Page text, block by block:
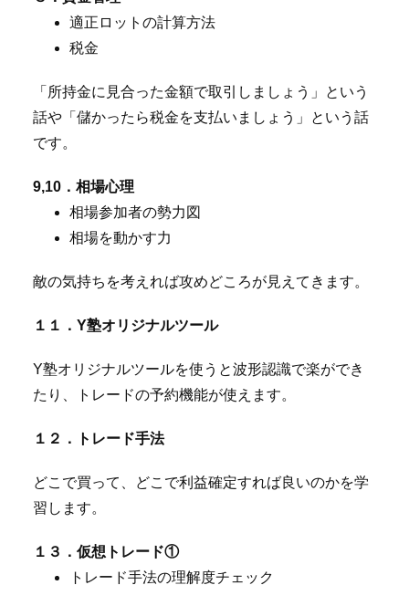
適正ロットの計算方法
税金
「所持金に見合った金額で取引しましょう」という
話や「儲かったら税金を支払いましょう」という話
です。
9,10．相場心理
相場参加者の勢力図
相場を動かす力
敵の気持ちを考えれば攻めどころが見えてきます。
１１．Y塾オリジナルツール
Y塾オリジナルツールを使うと波形認識で楽ができ
たり、トレードの予約機能が使えます。
１２．トレード手法
どこで買って、どこで利益確定すれば良いのかを学
習します。
１３．仮想トレード①
トレード手法の理解度チェック